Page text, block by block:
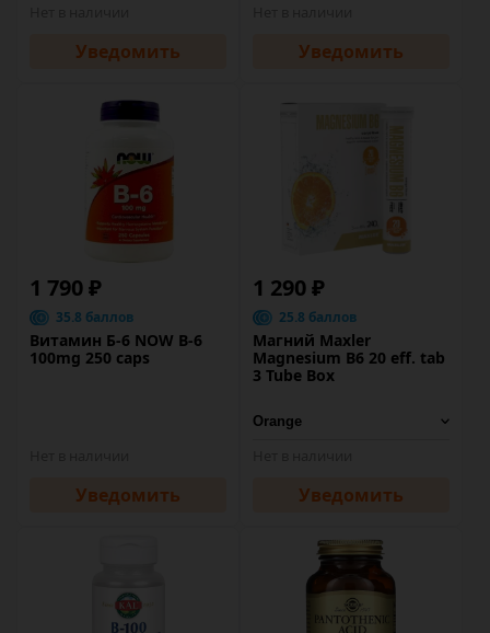
Уведомить Уведомить
1 790 ₽
35.8 баллов
Витамин Б-6 NOW B-6
100mg 250 caps
Уведомить
1 290 ₽
25.8 баллов
Магний Maxler
Magnesium B6 20 eff. tab
3 Tube Box
Уведомить